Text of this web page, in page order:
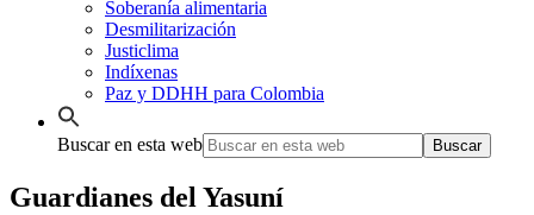
Soberanía alimentaria
Desmilitarización
Justiclima
Indíxenas
Paz y DDHH para Colombia
Buscar en esta web
Guardianes del Yasuní